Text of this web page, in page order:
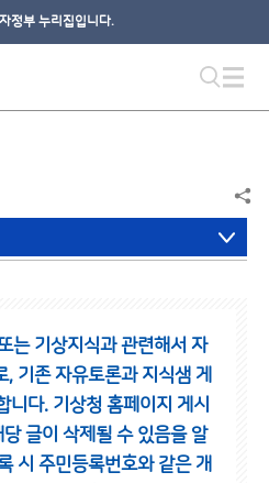
정부 누리집입니다.
는 기상지식과 관련해서 자
, 기존 자유토론과 지식샘 게
니다. 기상청 홈페이지 게시
글이 삭제될 수 있음을 알
시 주민등록번호와 같은 개